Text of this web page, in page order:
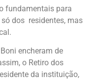
fundamentais para
dos residentes, mas
encheram de
o Retiro dos
da instituição,